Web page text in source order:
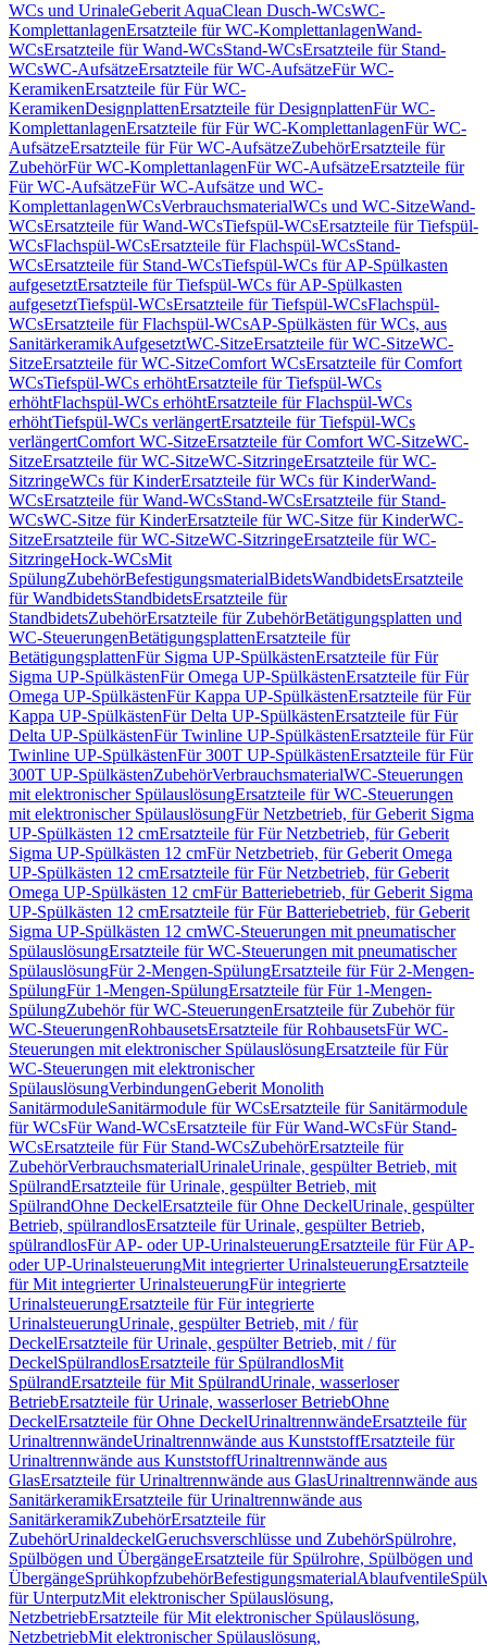
WCs und UrinaleGeberit AquaClean Dusch-WCsWC-
KomplettanlagenErsatzteile für WC-KomplettanlagenWand-
WCsErsatzteile für Wand-WCsStand-WCsErsatzteile für Stand-
WCsWC-AufsätzeErsatzteile für WC-AufsätzeFür WC-
KeramikenErsatzteile für Für WC-
KeramikenDesignplattenErsatzteile für DesignplattenFür WC-
KomplettanlagenErsatzteile für Für WC-KomplettanlagenFür WC-
AufsätzeErsatzteile für Für WC-AufsätzeZubehörErsatzteile für
ZubehörFür WC-KomplettanlagenFür WC-AufsätzeErsatzteile für
Für WC-AufsätzeFür WC-Aufsätze und WC-
KomplettanlagenWCsVerbrauchsmaterialWCs und WC-SitzeWand-
WCsErsatzteile für Wand-WCsTiefspül-WCsErsatzteile für Tiefspül-
WCsFlachspül-WCsErsatzteile für Flachspül-WCsStand-
WCsErsatzteile für Stand-WCsTiefspül-WCs für AP-Spülkasten
aufgesetztErsatzteile für Tiefspül-WCs für AP-Spülkasten
aufgesetztTiefspül-WCsErsatzteile für Tiefspül-WCsFlachspül-
WCsErsatzteile für Flachspül-WCsAP-Spülkästen für WCs, aus
SanitärkeramikAufgesetztWC-SitzeErsatzteile für WC-SitzeWC-
SitzeErsatzteile für WC-SitzeComfort WCsErsatzteile für Comfort
WCsTiefspül-WCs erhöhtErsatzteile für Tiefspül-WCs
erhöhtFlachspül-WCs erhöhtErsatzteile für Flachspül-WCs
erhöhtTiefspül-WCs verlängertErsatzteile für Tiefspül-WCs
verlängertComfort WC-SitzeErsatzteile für Comfort WC-SitzeWC-
SitzeErsatzteile für WC-SitzeWC-SitzringeErsatzteile für WC-
SitzringeWCs für KinderErsatzteile für WCs für KinderWand-
WCsErsatzteile für Wand-WCsStand-WCsErsatzteile für Stand-
WCsWC-Sitze für KinderErsatzteile für WC-Sitze für KinderWC-
SitzeErsatzteile für WC-SitzeWC-SitzringeErsatzteile für WC-
SitzringeHock-WCsMit
SpülungZubehörBefestigungsmaterialBidetsWandbidetsErsatzteile
für WandbidetsStandbidetsErsatzteile für
StandbidetsZubehörErsatzteile für ZubehörBetätigungsplatten und
WC-SteuerungenBetätigungsplattenErsatzteile für
BetätigungsplattenFür Sigma UP-SpülkästenErsatzteile für Für
Sigma UP-SpülkästenFür Omega UP-SpülkästenErsatzteile für Für
Omega UP-SpülkästenFür Kappa UP-SpülkästenErsatzteile für Für
Kappa UP-SpülkästenFür Delta UP-SpülkästenErsatzteile für Für
Delta UP-SpülkästenFür Twinline UP-SpülkästenErsatzteile für Für
Twinline UP-SpülkästenFür 300T UP-SpülkästenErsatzteile für Für
300T UP-SpülkästenZubehörVerbrauchsmaterialWC-Steuerungen
mit elektronischer SpülauslösungErsatzteile für WC-Steuerungen
mit elektronischer SpülauslösungFür Netzbetrieb, für Geberit Sigma
UP-Spülkästen 12 cmErsatzteile für Für Netzbetrieb, für Geberit
Sigma UP-Spülkästen 12 cmFür Netzbetrieb, für Geberit Omega
UP-Spülkästen 12 cmErsatzteile für Für Netzbetrieb, für Geberit
Omega UP-Spülkästen 12 cmFür Batteriebetrieb, für Geberit Sigma
UP-Spülkästen 12 cmErsatzteile für Für Batteriebetrieb, für Geberit
Sigma UP-Spülkästen 12 cmWC-Steuerungen mit pneumatischer
SpülauslösungErsatzteile für WC-Steuerungen mit pneumatischer
SpülauslösungFür 2-Mengen-SpülungErsatzteile für Für 2-Mengen-
SpülungFür 1-Mengen-SpülungErsatzteile für Für 1-Mengen-
SpülungZubehör für WC-SteuerungenErsatzteile für Zubehör für
WC-SteuerungenRohbausetsErsatzteile für RohbausetsFür WC-
Steuerungen mit elektronischer SpülauslösungErsatzteile für Für
WC-Steuerungen mit elektronischer
SpülauslösungVerbindungenGeberit Monolith
SanitärmoduleSanitärmodule für WCsErsatzteile für Sanitärmodule
für WCsFür Wand-WCsErsatzteile für Für Wand-WCsFür Stand-
WCsErsatzteile für Für Stand-WCsZubehörErsatzteile für
ZubehörVerbrauchsmaterialUrinaleUrinale, gespülter Betrieb, mit
SpülrandErsatzteile für Urinale, gespülter Betrieb, mit
SpülrandOhne DeckelErsatzteile für Ohne DeckelUrinale, gespülter
Betrieb, spülrandlosErsatzteile für Urinale, gespülter Betrieb,
spülrandlosFür AP- oder UP-UrinalsteuerungErsatzteile für Für AP-
oder UP-UrinalsteuerungMit integrierter UrinalsteuerungErsatzteile
für Mit integrierter UrinalsteuerungFür integrierte
UrinalsteuerungErsatzteile für Für integrierte
UrinalsteuerungUrinale, gespülter Betrieb, mit / für
DeckelErsatzteile für Urinale, gespülter Betrieb, mit / für
DeckelSpülrandlosErsatzteile für SpülrandlosMit
SpülrandErsatzteile für Mit SpülrandUrinale, wasserloser
BetriebErsatzteile für Urinale, wasserloser BetriebOhne
DeckelErsatzteile für Ohne DeckelUrinaltrennwändeErsatzteile für
UrinaltrennwändeUrinaltrennwände aus KunststoffErsatzteile für
Urinaltrennwände aus KunststoffUrinaltrennwände aus
GlasErsatzteile für Urinaltrennwände aus GlasUrinaltrennwände aus
SanitärkeramikErsatzteile für Urinaltrennwände aus
SanitärkeramikZubehörErsatzteile für
ZubehörUrinaldeckelGeruchsverschlüsse und ZubehörSpülrohre,
Spülbögen und ÜbergängeErsatzteile für Spülrohre, Spülbögen und
ÜbergängeSprühkopfzubehörBefestigungsmaterialAblaufventile
für UnterputzMit elektronischer Spülauslösung,
NetzbetriebErsatzteile für Mit elektronischer Spülauslösung,
NetzbetriebMit elektronischer Spülauslösung,